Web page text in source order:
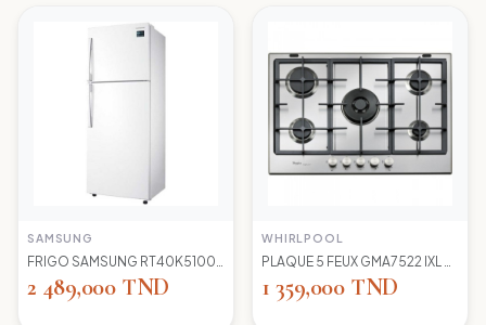
SAMSUNG
2 489,000 TND
WHIRLPOOL
1 359,000 TND